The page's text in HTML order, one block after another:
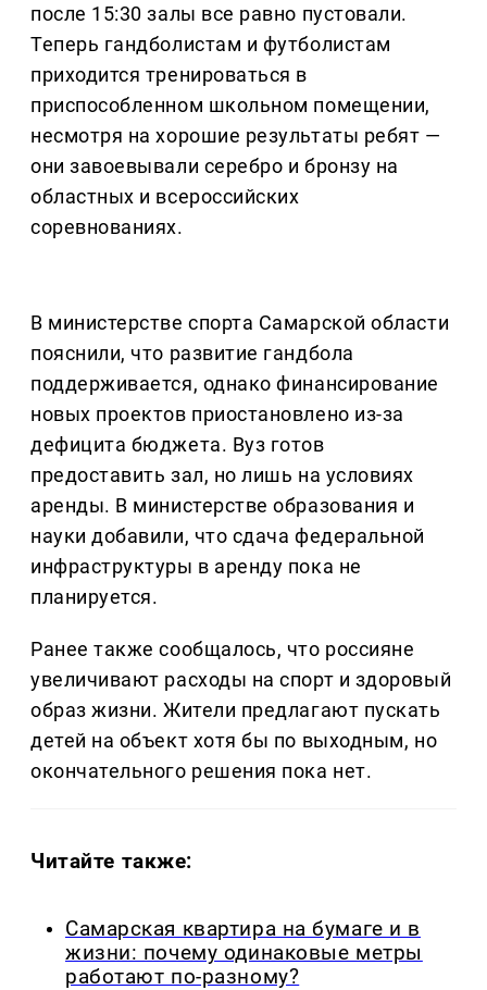
после 15:30 залы все равно пустовали.
Теперь гандболистам и футболистам
приходится тренироваться в
приспособленном школьном помещении,
несмотря на хорошие результаты ребят —
они завоевывали серебро и бронзу на
областных и всероссийских
соревнованиях.
В министерстве спорта Самарской области
пояснили, что развитие гандбола
поддерживается, однако финансирование
новых проектов приостановлено из-за
дефицита бюджета. Вуз готов
предоставить зал, но лишь на условиях
аренды. В министерстве образования и
науки добавили, что сдача федеральной
инфраструктуры в аренду пока не
планируется.
Ранее также сообщалось, что россияне
увеличивают расходы на спорт и здоровый
образ жизни. Жители предлагают пускать
детей на объект хотя бы по выходным, но
окончательного решения пока нет.
Читайте также:
Самарская квартира на бумаге и в
жизни: почему одинаковые метры
работают по-разному?